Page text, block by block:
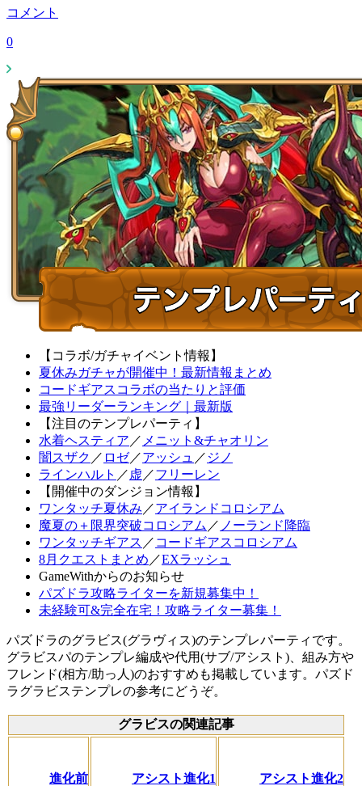
コメント
0
【コラボ/ガチャイベント情報】
夏休みガチャが開催中！最新情報まとめ
コードギアスコラボの当たりと評価
最強リーダーランキング｜最新版
【注目のテンプレパーティ】
水着ヘスティア ／ メニット&チャオリン
闇スザク ／ ロゼ／アッシュ ／ ジノ
ラインハルト ／ 虚 ／フリーレン
【開催中のダンジョン情報】
ワンタッチ夏休み ／アイランドコロシアム
魔夏の＋限界突破コロシアム ／ ノーランド降臨
ワンタッチギアス ／ コードギアスコロシアム
8月クエストまとめ ／EXラッシュ
GameWithからのお知らせ
パズドラ攻略ライターを新規募集中！
未経験可&完全在宅！攻略ライター募集！
パズドラのグラビス(グラヴィス)のテンプレパーティです。
グラビスパのテンプレ編成や代用(サブ/アシスト)、組み方や
フレンド(相方/助っ人)のおすすめも掲載しています。パズド
ラグラビステンプレの参考にどうぞ。
グラビスの関連記事
進化前 アシスト進化1
アシスト進化2